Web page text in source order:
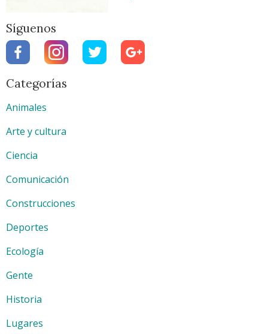
Síguenos
Categorías
Animales
Arte y cultura
Ciencia
Comunicación
Construcciones
Deportes
Ecología
Gente
Historia
Lugares